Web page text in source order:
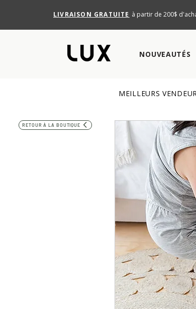
LIVRAISON GRATUITE à partir de 200$
NOUVEAUTÉS
MEILLEURS
RETOUR À LA BOUTIQUE